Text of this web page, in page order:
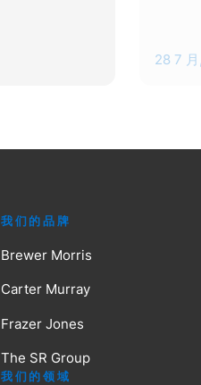
28 7
我们的品牌
Brewer Morris
Carter Murray
Frazer Jones
The SR Group
我们的领域